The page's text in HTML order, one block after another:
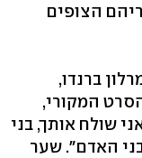
הצופים
ברנדו,
המקורי,
שולח אותך, בני
האדם". שער